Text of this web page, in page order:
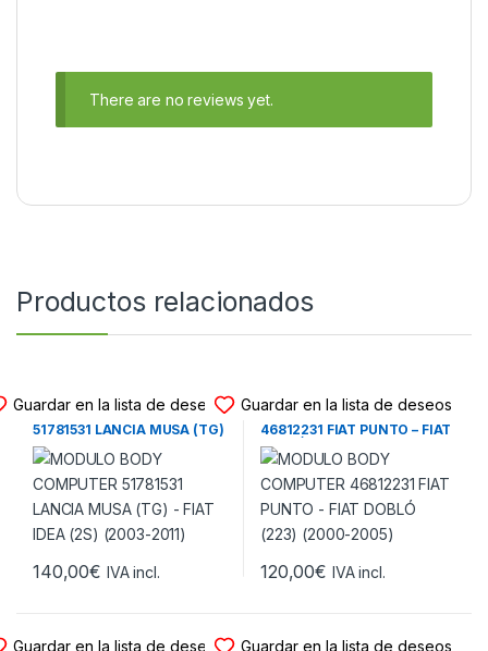
There are no reviews yet.
Productos relacionados
Guardar en la lista de deseos
MODULO BODY COMPUTER
51781531 LANCIA MUSA (TG)
– FIAT IDEA (2S) (2003-2011)
140,00€ IVA incl.
Guardar en la lista de deseos
MODULO BODY COMPUTER
46812231 FIAT PUNTO – FIAT
DOBLÓ (223) (2000-2005)
120,00€ IVA incl.
Guardar en la lista de deseos Guardar en la lista de deseos